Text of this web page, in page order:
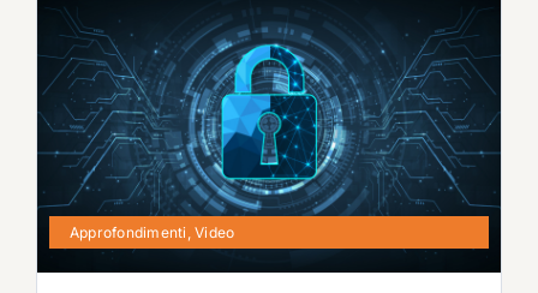
Approfondimenti ,Video